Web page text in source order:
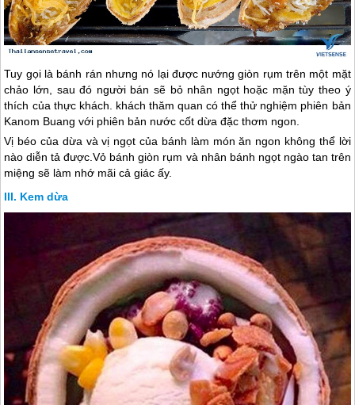
Tuy gọi là bánh rán nhưng nó lại được nướng giòn rụm trên một mặt
chảo lớn, sau đó người bán sẽ bỏ nhân ngọt hoặc mặn tùy theo ý
thích của thực khách. khách thăm quan có thể thử nghiệm phiên bản
Kanom Buang với phiên bản nước cốt dừa đặc thơm ngon.
Vị béo của dừa và vị ngọt của bánh làm món ăn ngon không thể lời
nào diễn tả được.Vỏ bánh giòn rụm và nhân bánh ngọt ngào tan trên
miệng sẽ làm nhớ mãi cả giác ấy.
Kem dừa